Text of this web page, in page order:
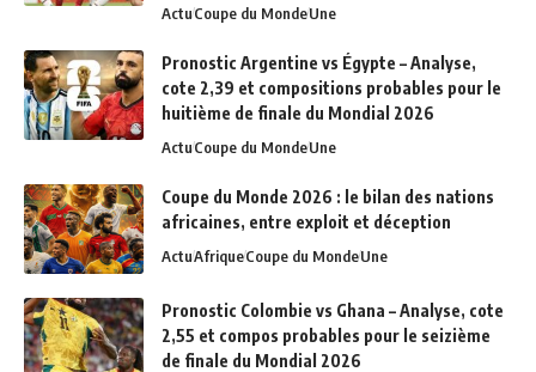
ActuCoupe du MondeUne
Pronostic Argentine vs Égypte – Analyse,
cote 2,39 et compositions probables pour le
huitième de finale du Mondial 2026
ActuCoupe du MondeUne
Coupe du Monde 2026 : le bilan des nations
africaines, entre exploit et déception
ActuAfriqueCoupe du MondeUne
Pronostic Colombie vs Ghana – Analyse, cote
2,55 et compos probables pour le seizième
de finale du Mondial 2026